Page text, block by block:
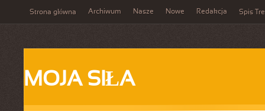
Strona główna Archiwum Nasze Nowe Redakcja Spis
MOJA SIŁA